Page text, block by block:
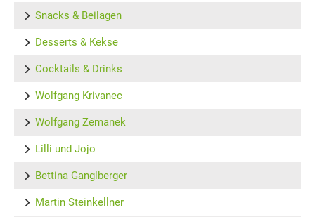
Snacks & Beilagen
Desserts & Kekse
Cocktails & Drinks
Wolfgang Krivanec
Wolfgang Zemanek
Lilli und Jojo
Bettina Ganglberger
Martin Steinkellner